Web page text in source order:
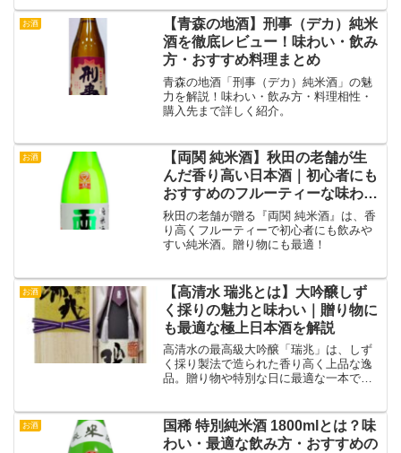
お酒
【青森の地酒】刑事（デカ）純米
酒を徹底レビュー！味わい・飲み
方・おすすめ料理まとめ
青森の地酒「刑事（デカ）純米酒」の魅
力を解説！味わい・飲み方・料理相性・
購入先まで詳しく紹介。
お酒
【両関 純米酒】秋田の老舗が生
んだ香り高い日本酒｜初心者にも
おすすめのフルーティーな味わい
とは？
秋田の老舗が贈る『両関 純米酒』は、香
り高くフルーティーで初心者にも飲みや
すい純米酒。贈り物にも最適！
お酒
【高清水 瑞兆とは】大吟醸しず
く採りの魅力と味わい｜贈り物に
も最適な極上日本酒を解説
高清水の最高級大吟醸「瑞兆」は、しず
く採り製法で造られた香り高く上品な逸
品。贈り物や特別な日に最適な一本で
お酒
国稀 特別純米酒 1800mlとは？味
わい・最適な飲み方・おすすめの